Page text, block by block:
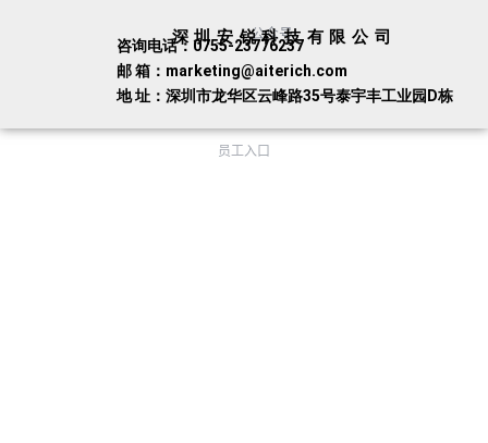
公众号
深圳安锐科技有限公司
咨询电话：0755-23776237
邮 箱：marketing@aiterich.com
地 址：深圳市龙华区云峰路35号泰宇丰工业园D栋
员工入口